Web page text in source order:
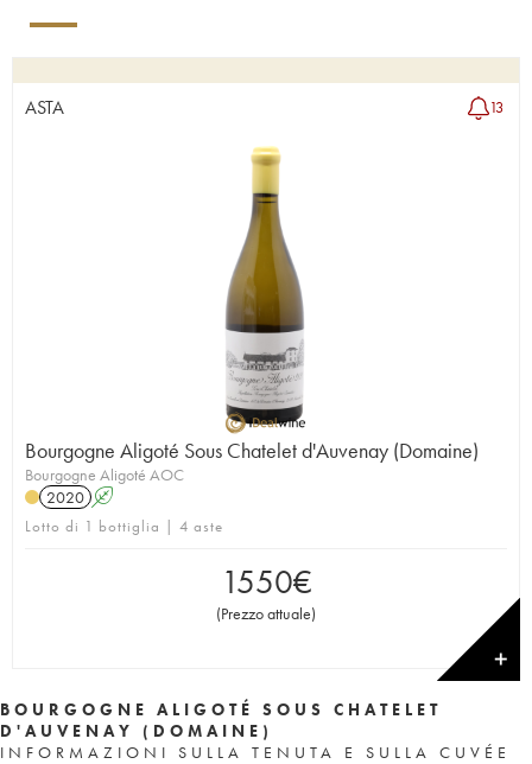
ASTA 13
Bourgogne Aligoté Sous Chatelet d'Auvenay (Domaine)
Bourgogne Aligoté AOC
2020 A
Lotto di 1 bottiglia | 4 aste
1550€
(Prezzo attuale)
✕
BOURGOGNE ALIGOTÉ SOUS CHATELET
D'AUVENAY (DOMAINE)
INFORMAZIONI SULLA TENUTA E SULLA CUVÉE